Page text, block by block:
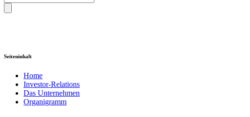
Seiteninhalt
Home
Investor-Relations
Das Unternehmen
Organigramm